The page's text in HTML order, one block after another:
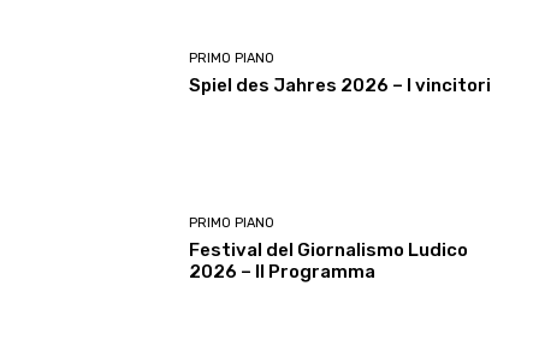
PRIMO PIANO
Spiel des Jahres 2026 – I vincitori
PRIMO PIANO
Festival del Giornalismo Ludico
2026 – Il Programma